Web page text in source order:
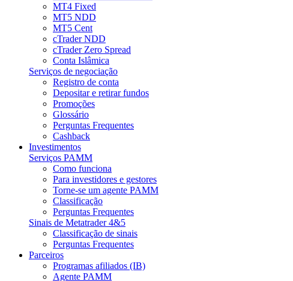
MT4 Fixed
MT5 NDD
MT5 Cent
cTrader NDD
cTrader Zero Spread
Conta Islâmica
Serviços de negociação
Registro de conta
Depositar e retirar fundos
Promoções
Glossário
Perguntas Frequentes
Cashback
Investimentos
Serviços PAMM
Como funciona
Para investidores e gestores
Torne-se um agente PAMM
Classificação
Perguntas Frequentes
Sinais de Metatrader 4&5
Classificação de sinais
Perguntas Frequentes
Parceiros
Programas afiliados (IB)
Agente PAMM